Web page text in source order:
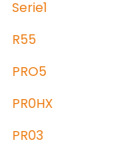
Serie1
R55
PRO5
PR0HX
PR03